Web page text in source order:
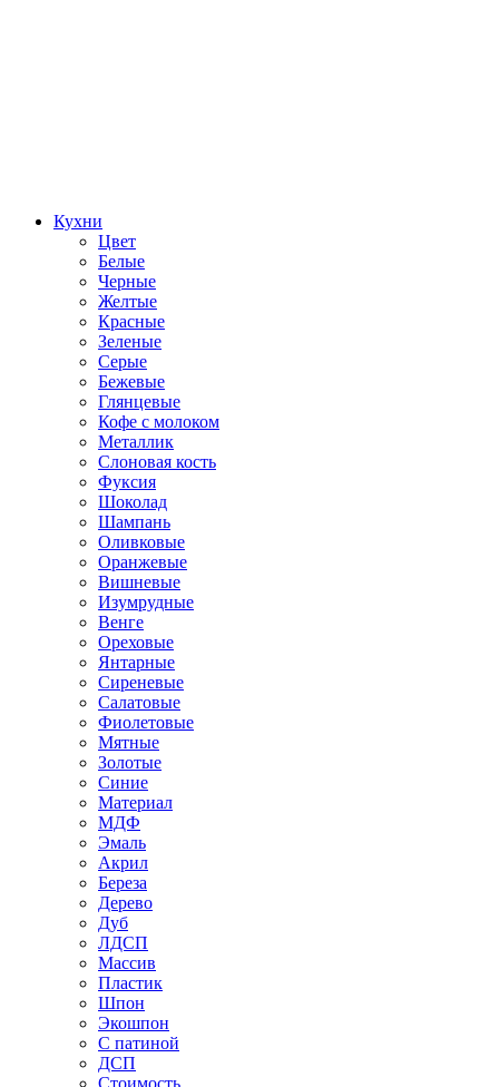
Кухни
Цвет
Белые
Черные
Желтые
Красные
Зеленые
Серые
Бежевые
Глянцевые
Кофе с молоком
Металлик
Слоновая кость
Фуксия
Шоколад
Шампань
Оливковые
Оранжевые
Вишневые
Изумрудные
Венге
Ореховые
Янтарные
Сиреневые
Салатовые
Фиолетовые
Мятные
Золотые
Синие
Материал
МДФ
Эмаль
Акрил
Береза
Дерево
Дуб
ЛДСП
Массив
Пластик
Шпон
Экошпон
С патиной
ДСП
Стоимость